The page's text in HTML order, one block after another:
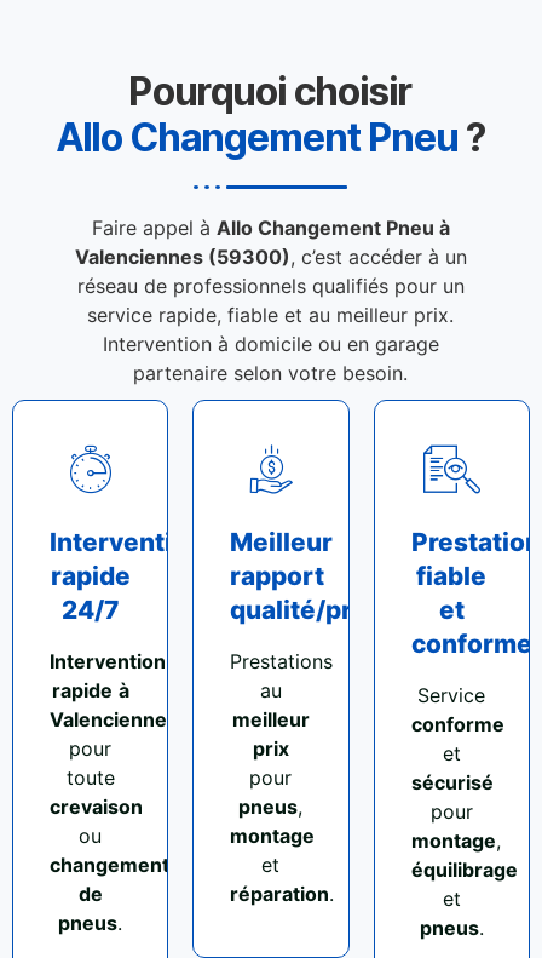
Pourquoi choisir
Allo Changement Pneu ?
Faire appel à Allo Changement Pneu à
Valenciennes (59300), c’est accéder à un
réseau de professionnels qualifiés pour un
service rapide, fiable et au meilleur prix.
Intervention à domicile ou en garage
partenaire selon votre besoin.
Intervention
rapide
24/7
Intervention
rapide à
Valenciennes
pour
toute
crevaison
ou
changement
de
pneus.
Meilleur
rapport
qualité/prix
Prestations
au
meilleur
prix
pour
pneus,
montage
et
réparation.
Prestation
fiable
et
conforme
Service
conforme
et
sécurisé
pour
montage,
équilibrage
et
pneus.